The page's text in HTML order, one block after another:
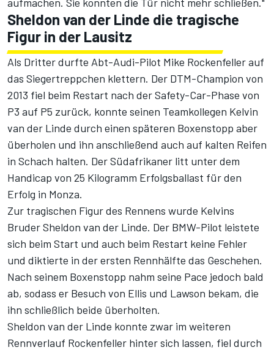
Sheldon van der Linde die tragische
Figur in der Lausitz
Als Dritter durfte Abt-Audi-Pilot Mike Rockenfeller auf
das Siegertreppchen klettern. Der DTM-Champion von
2013 fiel beim Restart nach der Safety-Car-Phase von
P3 auf P5 zurück, konnte seinen Teamkollegen Kelvin
van der Linde durch einen späteren Boxenstopp aber
überholen und ihn anschließend auch auf kalten Reifen
in Schach halten. Der Südafrikaner litt unter dem
Handicap von 25 Kilogramm Erfolgsballast für den
Erfolg in Monza.
Zur tragischen Figur des Rennens wurde Kelvins
Bruder Sheldon van der Linde. Der BMW-Pilot leistete
sich beim Start und auch beim Restart keine Fehler
und diktierte in der ersten Rennhälfte das Geschehen.
Nach seinem Boxenstopp nahm seine Pace jedoch bald
ab, sodass er Besuch von Ellis und Lawson bekam, die
ihn schließlich beide überholten.
Sheldon van der Linde konnte zwar im weiteren
Rennverlauf Rockenfeller hinter sich lassen, fiel durch